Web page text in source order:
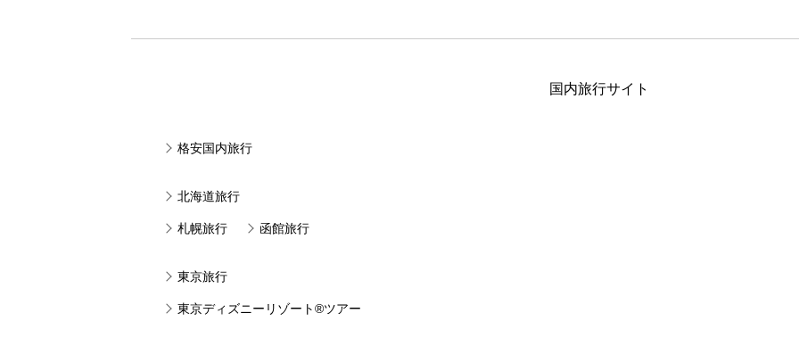
国内旅行サイト
格安国内旅行
北海道旅行
札幌旅行 函館旅行
東京旅行
東京ディズニーリゾート®ツアー